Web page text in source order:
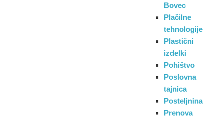
Bovec
Plačilne
tehnologije
Plastični
izdelki
Pohištvo
Poslovna
tajnica
Posteljnina
Prenova